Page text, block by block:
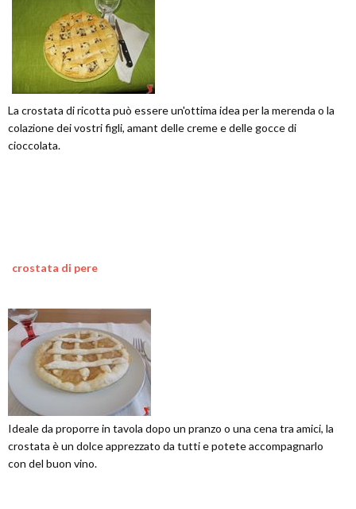
La crostata di ricotta può essere un'ottima idea per la merenda o la
colazione dei vostri figli, amant delle creme e delle gocce di
cioccolata.
crostata di pere
Ideale da proporre in tavola dopo un pranzo o una cena tra amici, la
crostata è un dolce apprezzato da tutti e potete accompagnarlo
con del buon vino.